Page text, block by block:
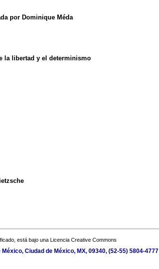
por Dominique Méda
la libertad y el determinismo
está bajo una Licencia Creative Commons
Ciudad de México, MX, 09340, (52-55) 5804-4777